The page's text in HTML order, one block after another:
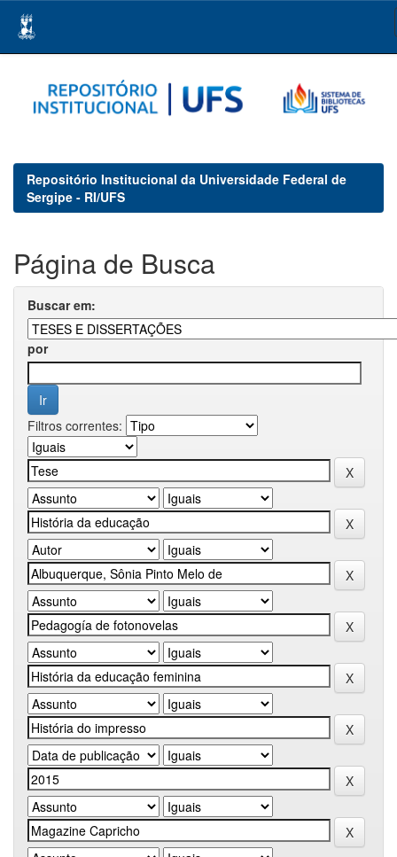
navigation
Repositório Institucional da Universidade Federal de
Sergipe - RI/UFS
Página de Busca
Buscar em:
por
Filtros correntes: